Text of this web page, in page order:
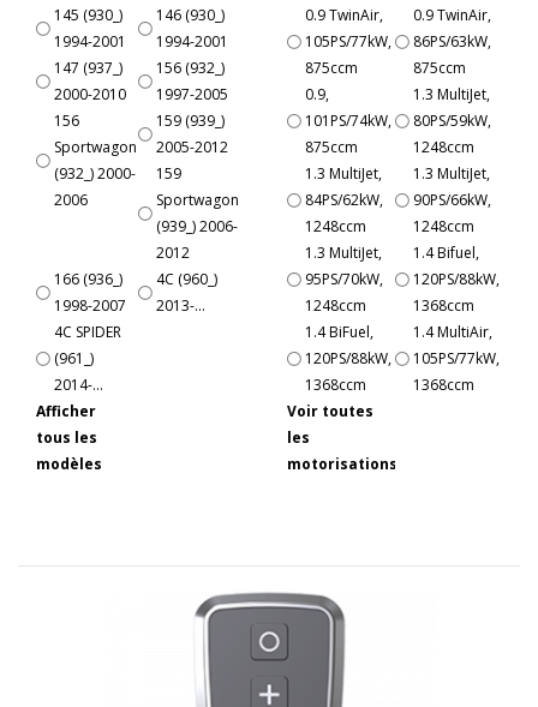
145 (930_)
1994-2001
146 (930_)
1994-2001
147 (937_)
2000-2010
156 (932_)
1997-2005
156
Sportwagon
(932_) 2000-
2006
159 (939_)
2005-2012
159
Sportwagon
(939_) 2006-
2012
166 (936_)
1998-2007
4C (960_)
2013-...
4C SPIDER
(961_)
2014-...
Afficher
tous les
modèles
0.9 TwinAir,
105PS/77kW,
875ccm
0.9 TwinAir,
86PS/63kW,
875ccm
0.9,
101PS/74kW,
875ccm
1.3 MultiJet,
80PS/59kW,
1248ccm
1.3 MultiJet,
84PS/62kW,
1248ccm
1.3 MultiJet,
90PS/66kW,
1248ccm
1.3 MultiJet,
95PS/70kW,
1248ccm
1.4 Bifuel,
120PS/88kW,
1368ccm
1.4 BiFuel,
120PS/88kW,
1368ccm
1.4 MultiAir,
105PS/77kW,
1368ccm
Voir toutes
les
motorisations